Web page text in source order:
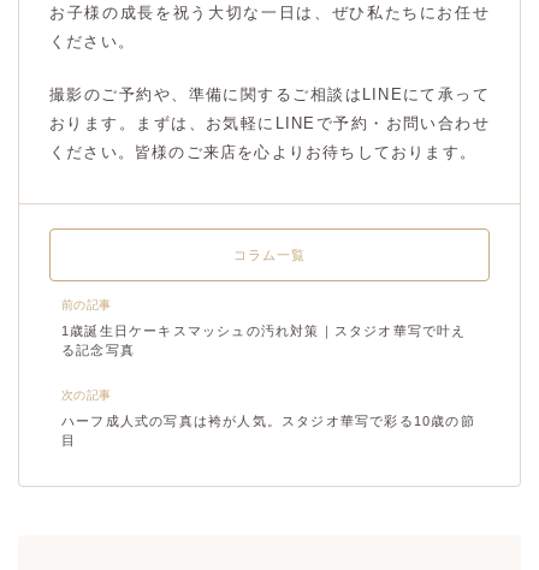
お子様の成長を祝う大切な一日は、ぜひ私たちにお任せ
ください。
撮影のご予約や、準備に関するご相談はLINEにて承って
おります。まずは、お気軽にLINEで予約・お問い合わせ
ください。皆様のご来店を心よりお待ちしております。
前の記事
1歳誕生日ケーキスマッシュの汚れ対策｜スタジオ華写で叶え
る記念写真
コラム一覧
次の記事
ハーフ成人式の写真は袴が人気。スタジオ華写で彩る10歳の節
目